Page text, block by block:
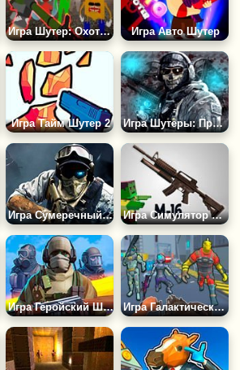
Игра Шутер: Охотник На Мемы 3Д Игра Авто Шутер
Игра Тайм Шутер 2 Игра Шутеры: Призыв к Действию
Игра Сумеречный Охотник Игра Симулятор Стрельбы из М16
Игра Геройский Шутер Игра Галактический Шутер: Уничтожь Цивилизацию